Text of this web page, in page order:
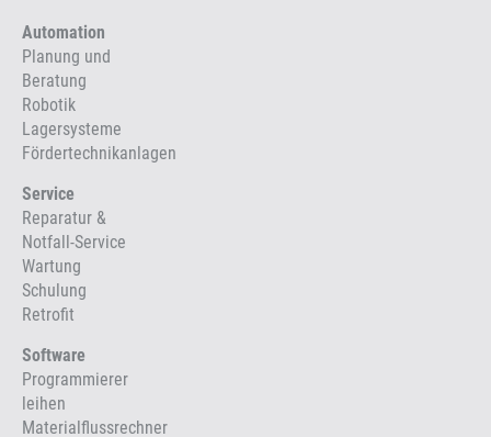
Automation
Planung und
Beratung
Robotik
Lagersysteme
Fördertechnikanlagen
Service
Reparatur &
Notfall-Service
Wartung
Schulung
Retrofit
Software
Programmierer
leihen
Materialflussrechner